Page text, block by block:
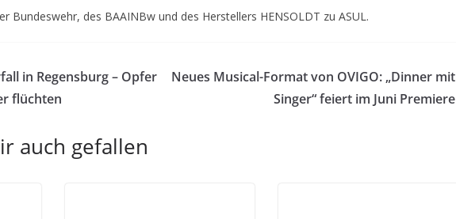
Bundeswehr, des BAAINBw und des Herstellers HENSOLDT zu ASUL.
in Regensburg – Opfer
flüchten
Neues Musical-Format von OVIGO: „Dinner mit
Singer“ feiert im Juni Premiere
auch gefallen